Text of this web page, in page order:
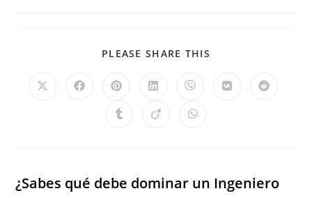
PLEASE SHARE THIS
¿Sabes qué debe dominar un Ingeniero